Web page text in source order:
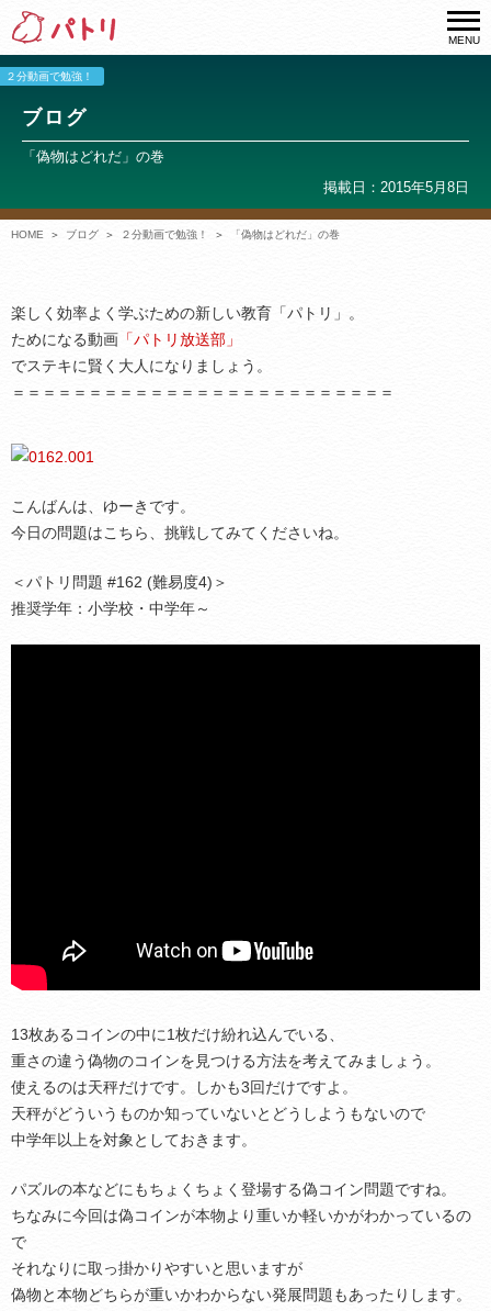
MENU
２分動画で勉強！
ブログ
「偽物はどれだ」の巻
掲載日：2015年5月8日
HOME ブログ ２分動画で勉強！ 「偽物はどれだ」の巻
楽しく効率よく学ぶための新しい教育「パトリ」。
ためになる動画 「パトリ放送部」
でステキに賢く大人になりましょう。
＝＝＝＝＝＝＝＝＝＝＝＝＝＝＝＝＝＝＝＝＝＝＝＝＝
こんばんは、ゆーきです。
今日の問題はこちら、挑戦してみてくださいね。
＜パトリ問題 #162 (難易度4)＞
推奨学年：小学校・中学年～
13枚あるコインの中に1枚だけ紛れ込んでいる、
重さの違う偽物のコインを見つける方法を考えてみましょう。
使えるのは天秤だけです。しかも3回だけですよ。
天秤がどういうものか知っていないとどうしようもないので
中学年以上を対象としておきます。
パズルの本などにもちょくちょく登場する偽コイン問題ですね。
ちなみに今回は偽コインが本物より重いか軽いかがわかっているの
で
それなりに取っ掛かりやすいと思いますが
偽物と本物どちらが重いかわからない発展問題もあったりします。